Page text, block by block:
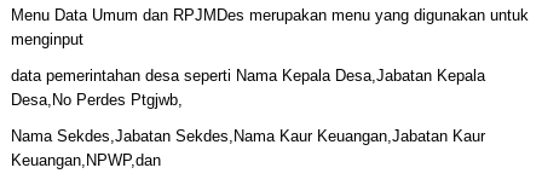
Menu Data Umum dan RPJMDes merupakan menu yang digunakan untuk
menginput
data pemerintahan desa seperti Nama Kepala Desa,Jabatan Kepala
Desa,No Perdes Ptgjwb,
Nama Sekdes,Jabatan Sekdes,Nama Kaur Keuangan,Jabatan Kaur
Keuangan,NPWP,dan